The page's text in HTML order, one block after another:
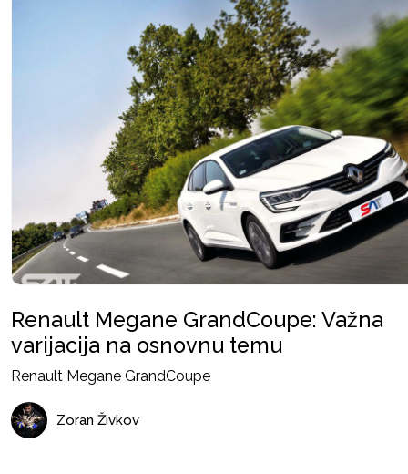
Renault Megane GrandCoupe: Važna
varijacija na osnovnu temu
Renault Megane GrandCoupe
Zoran Živkov